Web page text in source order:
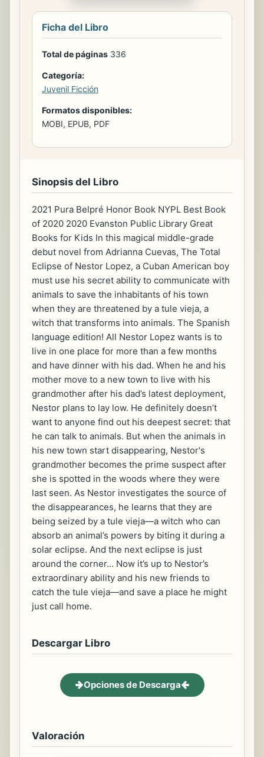
Ficha del Libro
Total de páginas 336
Categoría:
Juvenil Ficción
Formatos disponibles:
MOBI, EPUB, PDF
Sinopsis del Libro
2021 Pura Belpré Honor Book NYPL Best Book
of 2020 2020 Evanston Public Library Great
Books for Kids In this magical middle-grade
debut novel from Adrianna Cuevas, The Total
Eclipse of Nestor Lopez, a Cuban American boy
must use his secret ability to communicate with
animals to save the inhabitants of his town
when they are threatened by a tule vieja, a
witch that transforms into animals. The Spanish
language edition! All Nestor Lopez wants is to
live in one place for more than a few months
and have dinner with his dad. When he and his
mother move to a new town to live with his
grandmother after his dad’s latest deployment,
Nestor plans to lay low. He definitely doesn’t
want to anyone find out his deepest secret: that
he can talk to animals. But when the animals in
his new town start disappearing, Nestor's
grandmother becomes the prime suspect after
she is spotted in the woods where they were
last seen. As Nestor investigates the source of
the disappearances, he learns that they are
being seized by a tule vieja—a witch who can
absorb an animal’s powers by biting it during a
solar eclipse. And the next eclipse is just
around the corner... Now it’s up to Nestor’s
extraordinary ability and his new friends to
catch the tule vieja—and save a place he might
just call home.
Descargar Libro
Opciones de Descarga
Valoración